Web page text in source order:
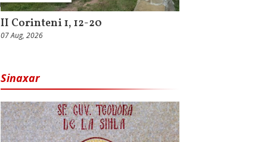
II Corinteni 1, 12-20
07 Aug, 2026
Sinaxar